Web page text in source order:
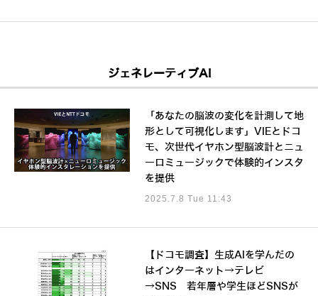
ジェネレーティブAI
「あなたの脳波の変化を計測して地
形として可視化します」VIEとドコ
モ、次世代イヤホン型脳波計とニュ
ーロミュージックで体験的インスタ
を提供
2025.7.8 Tue 11:43
【ドコモ調査】生成AIを学んだの
はインターネット→テレビ
→SNS 若年層や学生ほどSNSが